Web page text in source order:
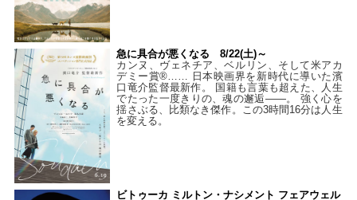
急に具合が悪くなる 8/22(土)～
カンヌ、ヴェネチア、ベルリン、そして米アカ
デミー賞®…… 日本映画界を新時代に導いた濱
口竜介監督最新作。 国籍も言葉も超えた、人生
でたった一度きりの、魂の邂逅――。 強く心を
揺さぶる、比類なき傑作。この3時間16分は人生
を変える。
ビトゥーカ ミルトン・ナシメント フェアウェル